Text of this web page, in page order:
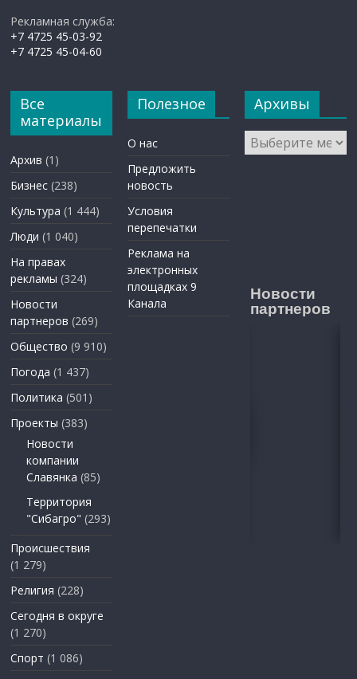
Рекламная служба:
+7 4725 45-03-92
+7 4725 45-04-60
Все
материалы
Архив (1)
Бизнес (238)
Культура (1 444)
Люди (1 040)
На правах
рекламы (324)
Новости
партнеров (269)
Общество (9 910)
Погода (1 437)
Политика (501)
Проекты (383)
Новости
компании
Славянка (85)
Территория
"Сибагро" (293)
Происшествия
(1 279)
Религия (228)
Сегодня в округе
(1 270)
Спорт (1 086)
Полезное
О нас
Предложить
новость
Условия
перепечатки
Реклама на
электронных
площадках 9
Канала
Архивы
Архивы
Новости
партнеров